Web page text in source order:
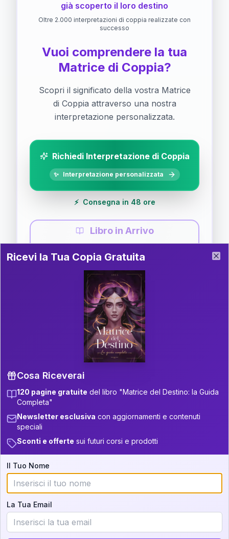
già scoperto il loro destino
Oltre 2.000 interpretazioni di coppia realizzate con
successo
Vuoi comprendere la tua
Matrice di Coppia?
Scopri il significato della vostra Matrice
di Coppia attraverso una nostra
interpretazione personalizzata.
Richiedi Interpretazione di Coppia
✨ Interpretazione personalizzata
⚡ Consegna in 48 ore
Libro in Arrivo
Guida completa di Coppia
Il libro è in fase di scrittura. Iscriviti alla newsletter
per ricevere aggiornamenti!
P.S. Interpretazione parziale
gratuita
Scorri più in basso per vedere
un'interpretazione parziale gratuita della tua
Iscriviti alla newsletter per ricevere
aggiornamenti quando sarà disponibile.
Cosa scoprirete nella vostra
interpretazione:
💕 Come rafforzare la vostra unione
Ricevi la Tua Copia Gratuita del Libro
Ricevi la Tua Copia Gratuita
Cosa Riceverai
120 pagine gratuite del libro "Matrice del Destino: la Guida
Completa"
Newsletter esclusiva con aggiornamenti e contenuti
speciali
Sconti e offerte sui futuri corsi e prodotti
Il Tuo Nome
La Tua Email